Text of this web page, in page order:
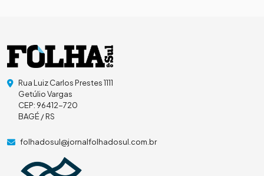
Rua Luiz Carlos Prestes 1111
Getúlio Vargas
CEP: 96412-720
BAGÉ / RS
folhadosul@jornalfolhadosul.com.br